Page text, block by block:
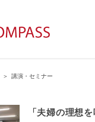
＞ 講演・セミナー
「夫婦の理想